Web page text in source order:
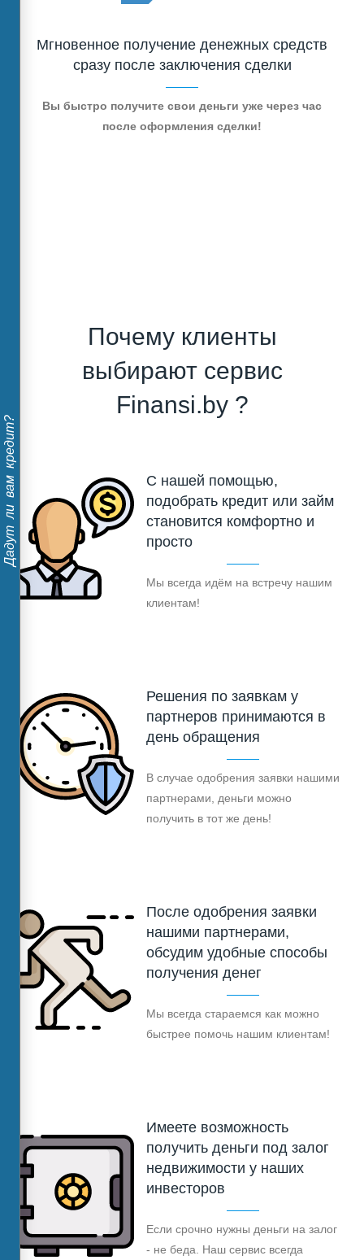
Дадут ли вам кредит?
Мгновенное получение денежных средств
сразу после заключения сделки
Вы быстро получите свои деньги уже через час
после оформления сделки!
Почему клиенты
выбирают сервис
Finansi.by ?
С нашей помощью,
подобрать кредит или займ
становится комфортно и
просто
Мы всегда идём на встречу нашим
клиентам!
Решения по заявкам у
партнеров принимаются в
день обращения
В случае одобрения заявки нашими
партнерами, деньги можно
получить в тот же день!
После одобрения заявки
нашими партнерами,
обсудим удобные способы
получения денег
Мы всегда стараемся как можно
быстрее помочь нашим клиентам!
Имеете возможность
получить деньги под залог
недвижимости у наших
инвесторов
Если срочно нужны деньги на залог
- не беда. Наш сервис всегда